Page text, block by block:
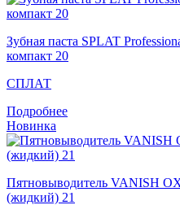
Зубная паста SPLAT
компакт 20
СПЛАТ
Подробнее
Новинка
Пятновыводитель VANISH
(жидкий) 21